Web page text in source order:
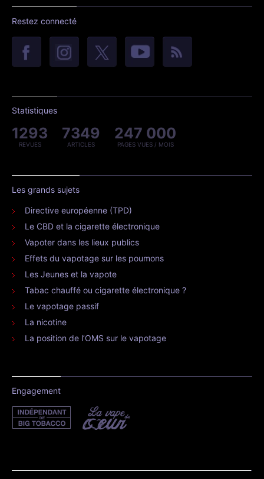
Restez connecté
Statistiques
1293
REVUES
7349
ARTICLES
247 000
PAGES VUES / MOIS
Les grands sujets
Directive européenne (TPD)
Le CBD et la cigarette électronique
Vapoter dans les lieux publics
Effets du vapotage sur les poumons
Les Jeunes et la vapote
Tabac chauffé ou cigarette électronique ?
Le vapotage passif
La nicotine
La position de l’OMS sur le vapotage
Engagement